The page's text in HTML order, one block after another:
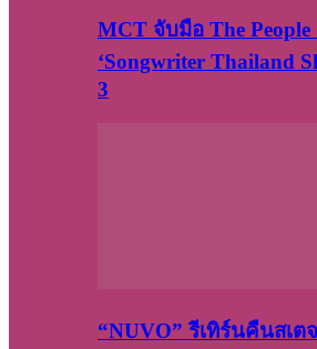
MCT จับมือ The
‘Songwriter Thailand
3
“NUVO” รีเทิร์นคืนสเ